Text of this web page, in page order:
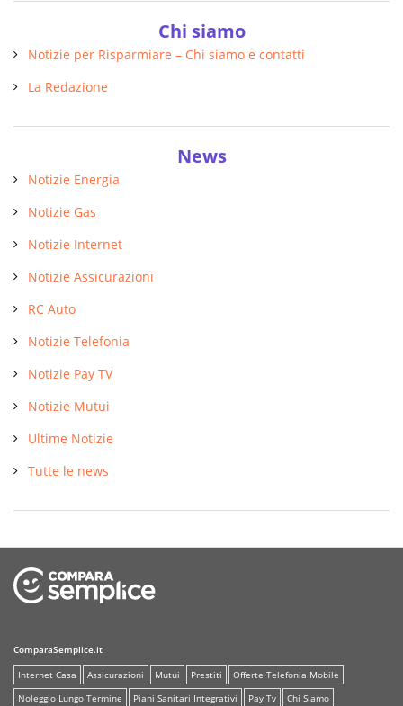
Chi siamo
Notizie per Risparmiare – Chi siamo e contatti
La Redazione
News
Notizie Energia
Notizie Gas
Notizie Internet
Notizie Assicurazioni
RC Auto
Notizie Telefonia
Notizie Pay TV
Notizie Mutui
Ultime Notizie
Tutte le news
ComparaSemplice.it
Internet Casa
Assicurazioni Mutui Prestiti
Offerte Telefonia Mobile
Noleggio Lungo Termine
Piani Sanitari Integrativi Pay Tv
Chi Siamo